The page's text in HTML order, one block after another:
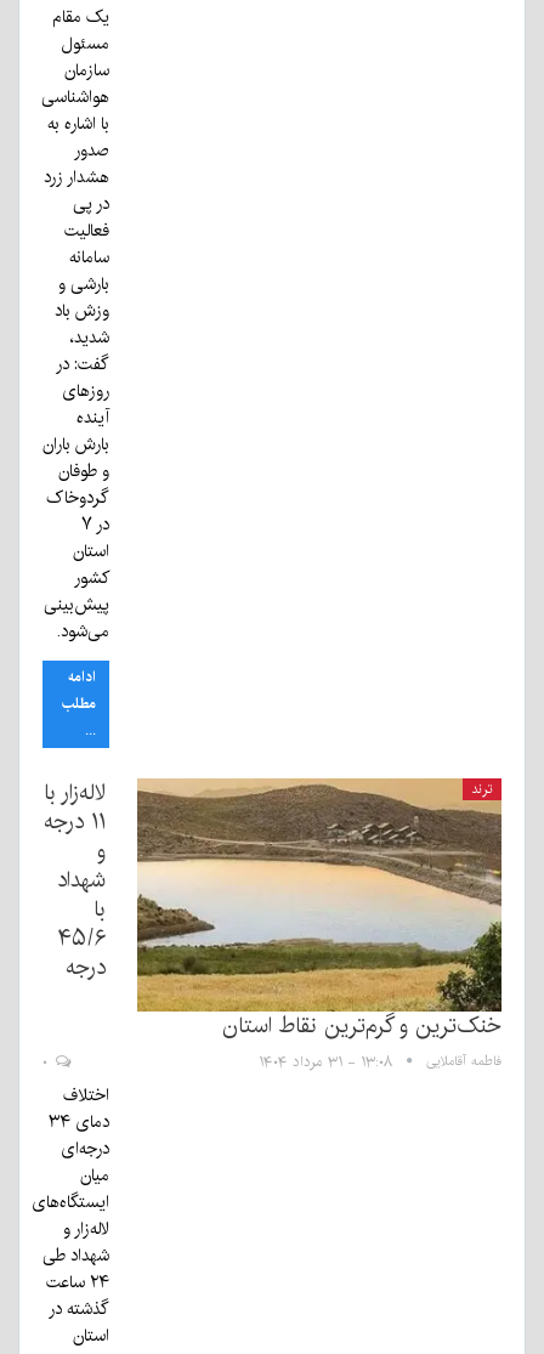
یک مقام
مسئول
سازمان
هواشناسی
با اشاره به
صدور
هشدار زرد
در پی
فعالیت
سامانه
بارشی و
وزش باد
شدید،
گفت: در
روزهای
آینده
بارش باران
و طوفان
گردوخاک
در ۷
استان
کشور
پیش‌بینی
می‌شود.
ادامه
مطلب
...
ترند
لاله‌زار با
۱۱ درجه
و
شهداد
با
۴۵/۶
درجه
خنک‌ترین و گرم‌ترین نقاط استان
فاطمه آقاملایی ۱۳:۰۸ - ۳۱ مرداد ۱۴۰۴
اختلاف
دمای ۳۴
درجه‌ای
میان
ایستگاه‌های
لاله‌زار و
شهداد طی
۲۴ ساعت
گذشته در
استان